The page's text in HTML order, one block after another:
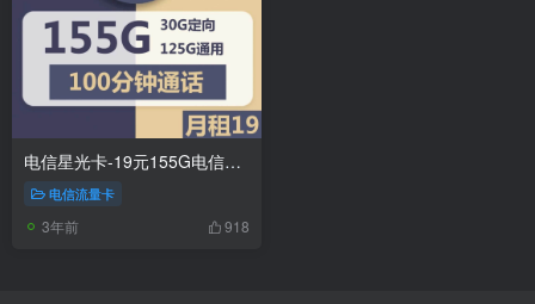
电信星光卡-19元155G电信流量卡套餐推荐
电信流量卡
3年前 918